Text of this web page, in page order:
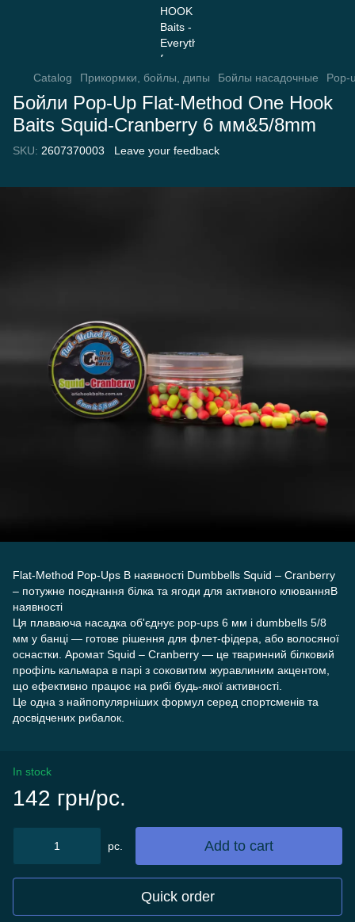
Catalog Прикормки, бойлы, дипы Бойлы насадочные Pop-
Бойли Pop-Up Flat-Method One Hook
Baits Squid-Cranberry 6 мм&5/8mm
SKU: 2607370003 Leave your feedback
Flat-Method Pop-Ups В наявності Dumbbells Squid – Cranberry
– потужне поєднання білка та ягоди для активного клюванняВ
наявності
Ця плаваюча насадка об'єднує pop-ups 6 мм і dumbbells 5/8
мм у банці — готове рішення для флет-фідера, або волосяної
оснастки. Аромат Squid – Cranberry — це тваринний білковий
профіль кальмара в парі з соковитим журавлиним акцентом,
що ефективно працює на рибі будь-якої активності.
Це одна з найпопулярніших формул серед спортсменів та
досвідчених рибалок.
In stock
142 грн/pc.
pc. Add to cart
Quick order